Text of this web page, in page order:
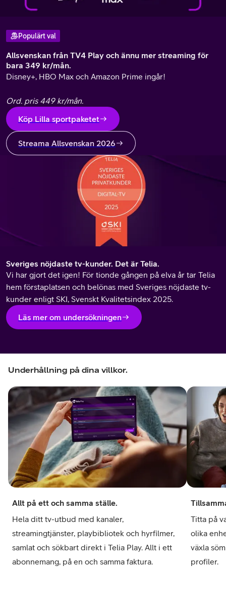
Populärt val
Allsvenskan från TV4 Play och ännu mer streaming för
bara 349 kr/mån.
Disney+, HBO Max och Amazon Prime ingår!
Ord. pris 449 kr/mån.
Köp Lilla sportpaketet
Streama Allsvenskan 2026
Sveriges nöjdaste tv-kunder. Det är Telia.
Vi har gjort det igen! För tionde gången på elva år tar Telia
hem förstaplatsen och belönas med Sveriges nöjdaste tv-
kunder enligt SKI, Svenskt Kvalitetsindex 2025.
Läs mer om undersökningen
Underhållning på dina villkor.
Allt på ett och samma ställe.
Hela ditt tv-utbud med kanaler,
streamingtjänster, playbibliotek och hyrfilmer,
samlat och sökbart direkt i Telia Play. Allt i ett
abonnemang, på en och samma faktura.
Titta på
olika
växla
profiler.